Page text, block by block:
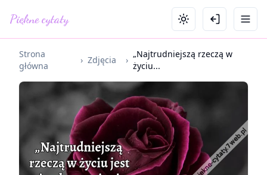
Piękne cytaty
Strona
główna
› Zdjęcia ›
„Najtrudniejszą rzeczą w
życiu...